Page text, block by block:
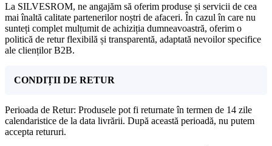
La SILVESROM, ne angajăm să oferim produse și servicii de cea
mai înaltă calitate partenerilor noștri de afaceri. În cazul în care nu
sunteți complet mulțumit de achiziția dumneavoastră, oferim o
politică de retur flexibilă și transparentă, adaptată nevoilor specifice
ale clienților B2B.
CONDIȚII DE RETUR
Perioada de Retur: Produsele pot fi returnate în termen de 14 zile
calendaristice de la data livrării. După această perioadă, nu putem
accepta retururi.